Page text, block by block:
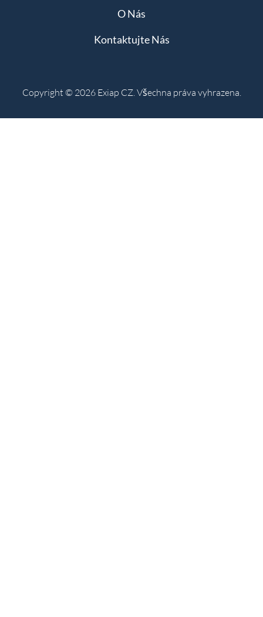
O Nás
Kontaktujte Nás
Copyright © 2026 Exiap CZ. Všechna práva vyhrazena.